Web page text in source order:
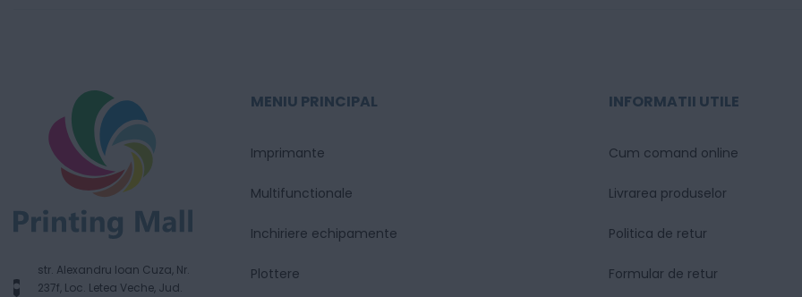
str. Alexandru Ioan Cuza, Nr.
237f, Loc. Letea Veche, Jud.
MENIU PRINCIPAL
Imprimante
Multifunctionale
Inchiriere echipamente
Plottere
INFORMATII UTILE
Cum comand online
Livrarea produselor
Politica de retur
Formular de retur